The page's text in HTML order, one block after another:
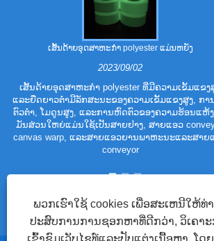
ເສັ້ນດ້າຍອຸດສາຫະກໍາ polyester ແມ່ນຫຍັງ
2023/09/02
ເສັ້ນດ້າຍອຸດສາຫະກໍາ polyester ທີ່ມີຄວາມເຂັ້ມແຂງ
ແລະຍືດຍາວຕ່ໍາມີລັກສະນະຂອງຄວາມເຂັ້ມແຂງສູງ, ກາ
ຕົວຕ່ໍາ, ໂມດູນສູງ, ແລະການຫົດຕົວຂອງຄວາມຮ້ອນແຫ້ງ
ມັນສ່ວນໃຫຍ່ແມ່ນໃຊ້ເປັນສາຍຢາງ, ສາຍແອວ
canvas warp, ແລະສາຍແອວຍານພາຫະນະແລະສາຍ
conveyor
ພວກເຮົາໃຊ້ cookies ເພື່ອສະເຫນີໃຫ້ທ່
ປະສົບການການຊອກຫາທີ່ດີກວ່າ, ວິເຄາະ
ເຂົ້າຊົມເວັບໄຊທ໌ແລະປັບແຕ່ງເນື້ອຫາ. ໂດ